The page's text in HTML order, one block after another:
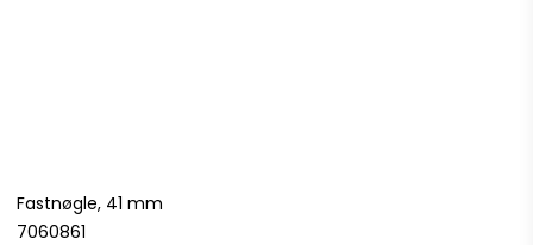
Fastnøgle, 41 mm
7060861